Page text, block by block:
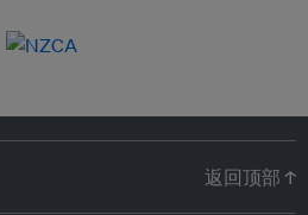
返回顶部 ↑